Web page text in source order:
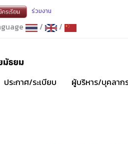
ร่วมงาน
/ /
ประกาศ/ระเบียบ ผู้บริหาร/บุคลาก